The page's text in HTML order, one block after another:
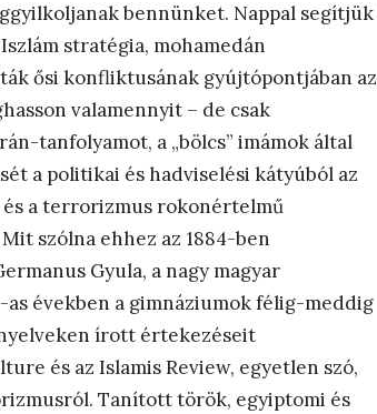
bennünket. Nappal segítjük
stratégia, mohamedán
ősi konfliktusának gyújtópontjában az
valamennyit – de csak
tanfolyamot, a „bölcs” imámok által
a politikai és hadviselési kátyúból az
és a terrorizmus rokonértelmű
szólna ehhez az 1884-ben
Gyula, a nagy magyar
as években a gimnáziumok félig-meddig
írott értekezéseit
és az Islamis Review, egyetlen szó,
Tanított török, egyiptomi és